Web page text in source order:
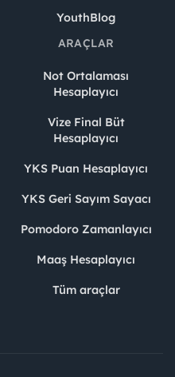
YouthBlog
ARAÇLAR
Not Ortalaması
Hesaplayıcı
Vize Final Büt
Hesaplayıcı
YKS Puan Hesaplayıcı
YKS Geri Sayım Sayacı
Pomodoro Zamanlayıcı
Maaş Hesaplayıcı
Tüm araçlar